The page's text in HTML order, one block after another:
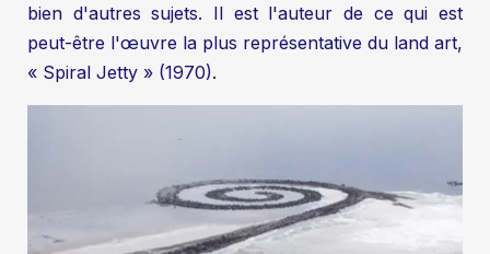
bien d'autres sujets. Il est l'auteur de ce qui est
peut-être l'œuvre la plus représentative du land art,
« Spiral Jetty » (1970).